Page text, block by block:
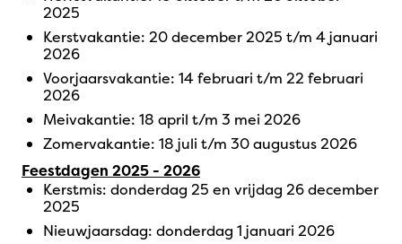
2025
Kerstvakantie: 20 december 2025 t/m 4 januari
2026
Voorjaarsvakantie: 14 februari t/m 22 februari
2026
Meivakantie: 18 april t/m 3 mei 2026
Zomervakantie: 18 juli t/m 30 augustus 2026
Feestdagen 2025 - 2026
Kerstmis: donderdag 25 en vrijdag 26 december
2025
Nieuwjaarsdag: donderdag 1 januari 2026